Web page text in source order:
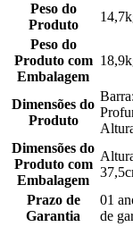
Peso do
Produto
Peso do
Produto com
Embalagem
Dimensões do
Produto
Dimensões do
Produto com
Embalagem
Prazo de
Garantia
01
de